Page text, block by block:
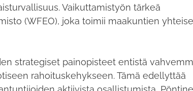
Vaikuttamistyön tärkeä
(WFEO), joka toimii maakuntien
strategiset painopisteet entistä
rahoituskehykseen. Tämä edellyttää